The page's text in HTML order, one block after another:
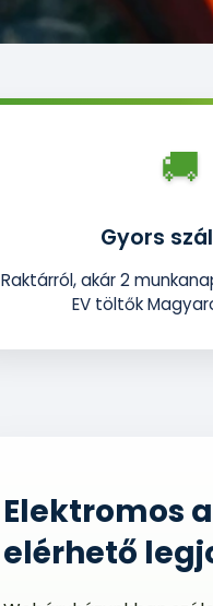
🚚
Gyors
Raktárról, akár 2
EV töltők
Elektromos
elérhető